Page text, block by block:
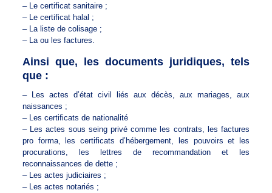
– Le certificat sanitaire ;
– Le certificat halal ;
– La liste de colisage ;
– La ou les factures.
Ainsi que, les documents juridiques, tels
que :
– Les actes d’état civil liés aux décès, aux mariages, aux
naissances ;
– Les certificats de nationalité
– Les actes sous seing privé comme les contrats, les factures
pro forma, les certificats d’hébergement, les pouvoirs et les
procurations, les lettres de recommandation et les
reconnaissances de dette ;
– Les actes judiciaires ;
– Les actes notariés ;